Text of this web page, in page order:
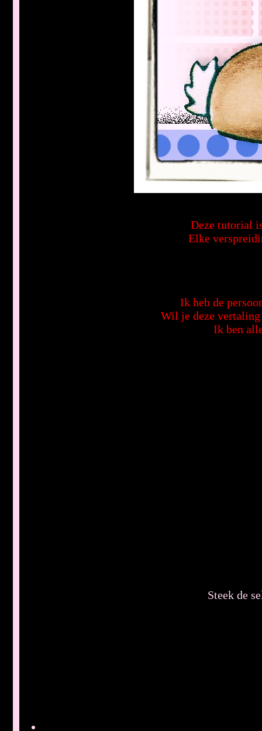
Deze tutorial
Elke
Ik heb de
Wil je deze
Ik ben
Steek de